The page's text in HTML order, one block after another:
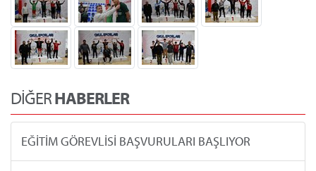
DİĞERHABERLER
EĞİTİM GÖREVLİSİ BAŞVURULARI BAŞLIYOR